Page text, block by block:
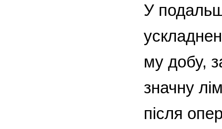
У
му добу,
значну
після